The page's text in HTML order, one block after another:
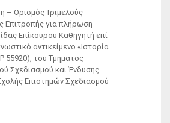
– Ορισμός Τριμελούς
Επιτροπής για πλήρωση
Επίκουρου Καθηγητή επί
αντικείμενο «Ιστορία
55920), του Τμήματος
Σχεδιασμού και Ένδυσης
Επιστημών Σχεδιασμού